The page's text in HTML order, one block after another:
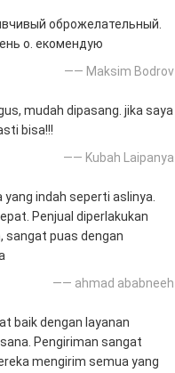
оброжелательный.
о. екомендую
—— Maksim Bodrov
mudah dipasang. jika saya
bisa!!!
—— Kubah Laipanya
yang indah seperti aslinya.
Penjual diperlakukan
sangat puas dengan
—— ahmad ababneeh
baik dengan layanan
Pengiriman sangat
mengirim semua yang